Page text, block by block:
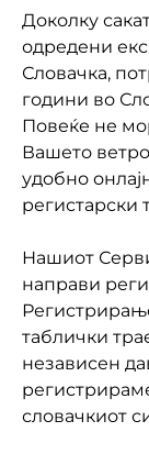
Доколку
одредени
Словачка,
години во
Повеќе не
Вашето
удобно
регистарски
Нашиот
направи
таблички
независен
словачкиот